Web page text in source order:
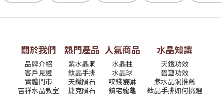
關於我們
品牌介紹
客戶見證
實體門市
吉祥水晶教室
熱門產品
紫水晶洞
鈦晶手排
天鐵隕石
捷克隕石
人氣商品
水晶柱
水晶球
咬錢貔貅
鎮宅龍龜
水晶知識
天鐵功效
碧璽功效
紫水晶洞推薦
鈦晶手排如何挑選